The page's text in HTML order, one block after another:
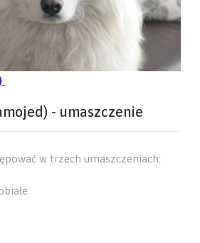
- umaszczenie
w trzech umaszczeniach: